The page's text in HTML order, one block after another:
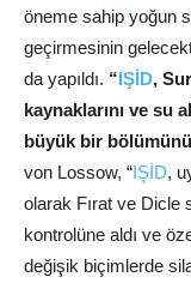
öneme sahip yoğun
geçirmesinin
da yapıldı. “IŞİD,
kaynaklarını ve su
büyük bir
von Lossow, “IŞİD,
olarak Fırat ve Dicle
kontrolüne aldı ve
değişik biçimlerde